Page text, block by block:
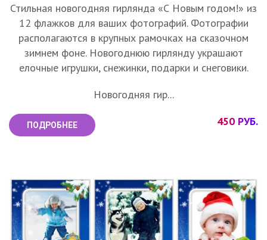
Стильная новогодняя гирлянда «С Новым годом!» из
12 флажков для ваших фотографий. Фотографии
располагаются в крупных рамочках на сказочном
зимнем фоне. Новогоднюю гирлянду украшают
елочные игрушки, снежинки, подарки и снеговики.
Новогодняя гир...
ПОДРОБНЕЕ 450 РУБ.